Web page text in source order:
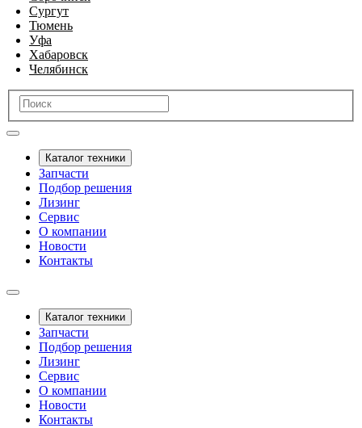
Сургут
Тюмень
Уфа
Хабаровск
Челябинск
Каталог техники
Запчасти
Подбор решения
Лизинг
Сервис
О компании
Новости
Контакты
Каталог техники
Запчасти
Подбор решения
Лизинг
Сервис
О компании
Новости
Контакты